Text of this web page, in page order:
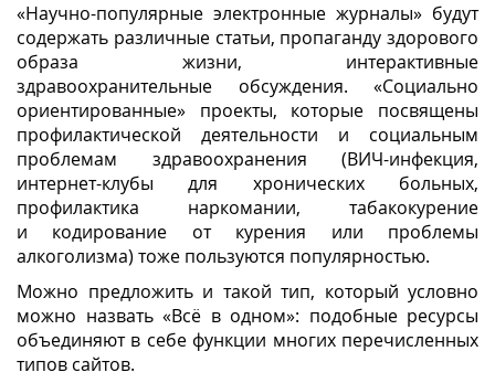
«Научно-популярные электронные журналы» будут
содержать различные статьи, пропаганду здорового
образа жизни, интерактивные
здравоохранительные обсуждения. «Социально
ориентированные» проекты, которые посвящены
профилактической деятельности и социальным
проблемам здравоохранения (ВИЧ-инфекция,
интернет-клубы для хронических больных,
профилактика наркомании, табакокурение
и кодирование от курения или проблемы
алкоголизма) тоже пользуются популярностью.
Можно предложить и такой тип, который условно
можно назвать «Всё в одном»: подобные ресурсы
объединяют в себе функции многих перечисленных
типов сайтов.